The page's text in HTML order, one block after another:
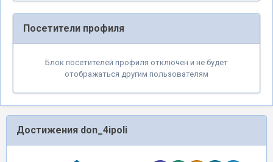
Посетители профиля
Блок посетителей профиля отключен и не будет
отображаться другим пользователям
Достижения don_4ipoli